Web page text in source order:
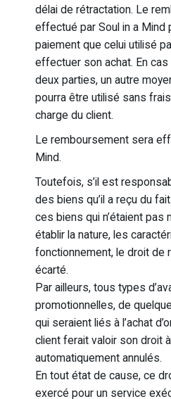
délai de rétractation. Le
effectué par Soul in a Mind
paiement que celui utilisé
effectuer son achat. En cas
deux parties, un autre
pourra être utilisé sans
charge du client.
Le remboursement sera
Mind.
Toutefois, s’il est
des biens qu’il a reçu du
ces biens qui n’étaient pas
établir la nature, les
fonctionnement, le droit de
écarté.
Par ailleurs, tous types
promotionnelles, de
qui seraient liés à l’achat
client ferait valoir son droit
automatiquement annulés.
En tout état de cause, ce
exercé pour un service